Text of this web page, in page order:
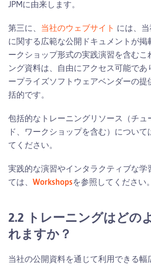
JPMに由来します。
第三に、 当社のウェブサイト には、
に関する広範な公開ドキュメントが掲
ークショップ形式の実践演習を含むこ
ング資料は、自由にアクセス可能であ
ープライズソフトウェアベンダーの提
括的です。
包括的なトレーニングリソース（チュ
ド、ワークショップを含む）について
てください。
実践的な演習やインタラクティブな学
ては、 Workshopsを参照してください。
2.2 トレーニングはどの
れますか？
当社の公開資料を通じて利用できる幅